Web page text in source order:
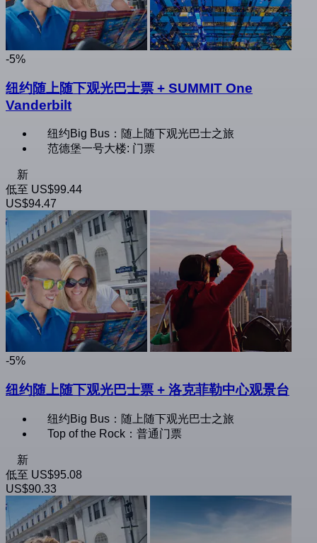
-5%
纽约随上随下观光巴士票 + SUMMIT One
Vanderbilt
纽约Big Bus：随上随下观光巴士之旅
范德堡一号大楼: 门票
新
低至 US$99.44
US$94.47
-5%
纽约随上随下观光巴士票 + 洛克菲勒中心观景台
纽约Big Bus：随上随下观光巴士之旅
Top of the Rock：普通门票
新
低至 US$95.08
US$90.33